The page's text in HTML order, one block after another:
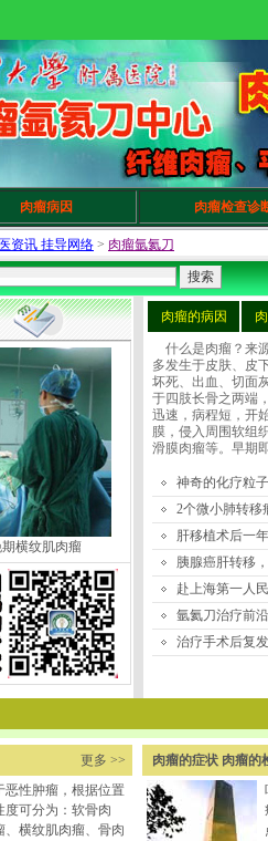
肉瘤病因 肉瘤检查诊
资讯 挂导网络 > 肉瘤氩氦刀
横纹肌肉瘤
肉瘤的病因
什么是肉瘤？来
多发生于皮肤、皮
坏死、出血、切面
于四肢长骨之两端
迅速，病程短，开
膜，侵入周围软组
滑膜肉瘤等。早期
神奇的化疗粒
2个微小肺转移
肝移植术后一
胰腺癌肝转移
赴上海第一人
氩氦刀治疗前
治疗手术后复
更多 >>
恶性肿瘤，根据位置
度可分为：软骨肉
、横纹肌肉瘤、骨肉
肉瘤的症状 肉瘤的